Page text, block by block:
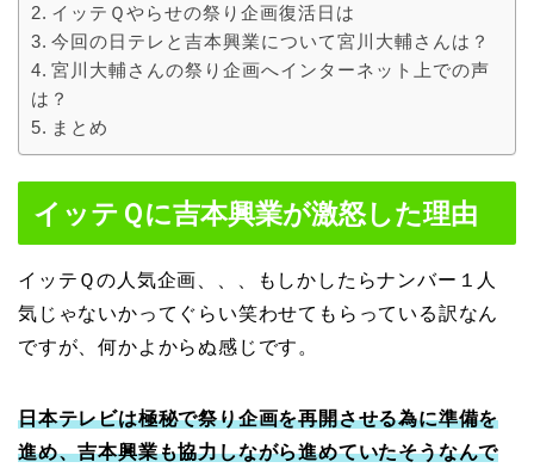
イッテＱやらせの祭り企画復活日は
今回の日テレと吉本興業について宮川大輔さんは？
宮川大輔さんの祭り企画へインターネット上での声
は？
まとめ
イッテＱに吉本興業が激怒した理由
イッテＱの人気企画、、、もしかしたらナンバー１人
気じゃないかってぐらい笑わせてもらっている訳なん
ですが、何かよからぬ感じです。
日本テレビは極秘で祭り企画を再開させる為に準備を
進め、吉本興業も協力しながら進めていたそうなんで